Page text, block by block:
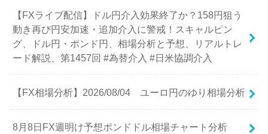
【FXライブ配信】ドル円介入効果終了か？158円狙う
動き再び円安加速・追加介入に警戒！スキャルピン
グ、ドル円・ポンド円、相場分析と予想、リアルトレ
ード解説、第1457回 #為替介入 #日米協調介入
【FX相場分析】2026/08/04 ユーロ円のゆり相場分析
8月8日FX週明け予想ポンドドル相場チャート分析